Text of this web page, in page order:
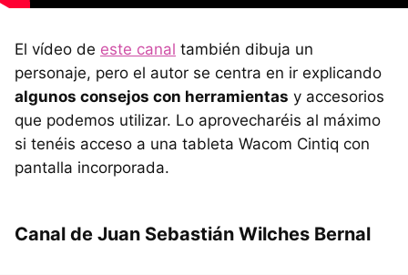
El vídeo de este canal también dibuja un
personaje, pero el autor se centra en ir explicando
algunos consejos con herramientas y accesorios
que podemos utilizar. Lo aprovecharéis al máximo
si tenéis acceso a una tableta Wacom Cintiq con
pantalla incorporada.
Canal de Juan Sebastián Wilches Bernal